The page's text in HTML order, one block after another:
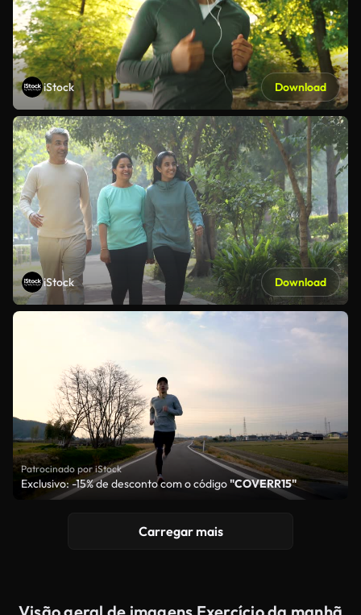
iStock Download
iStock Download
Patrocinado por iStock
Exclusivo: -15% de desconto com o código"COVERR15"
Carregar mais